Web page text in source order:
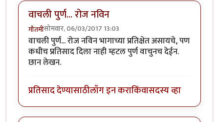
वाचली पुर्ण... रोज नविन
गौतमीसोमवार, 06/03/2017 13:03
वाचली पुर्ण... रोज नविन भागाच्या प्रतिक्षेत असायचे, पण
कधीच प्रतिसाद दिला नाही म्हटल पुर्ण वाचुनच देईन.
छान लेखन.
प्रतिसाद देण्यासाठीलॉग इन कराकिंवासदस्य व्हा